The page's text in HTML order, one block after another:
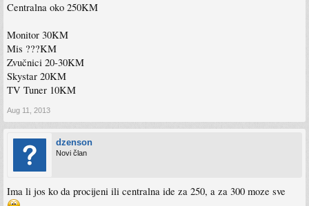
Centralna oko 250KM
Monitor 30KM
Mis ???KM
Zvučnici 20-30KM
Skystar 20KM
TV Tuner 10KM
Aug 11, 2013
dzenson
Novi član
Ima li jos ko da procijeni ili centralna ide za 250, a za 300 moze sve